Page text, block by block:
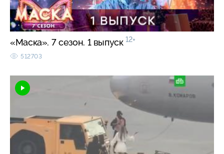
«Маска». 7 сезон. 1 выпуск 12+
512703